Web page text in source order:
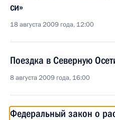
си»
18 августа 2009 года, 12:00
Поездка в Северную
8 августа 2009 года, 16:00
Федеральный закон о